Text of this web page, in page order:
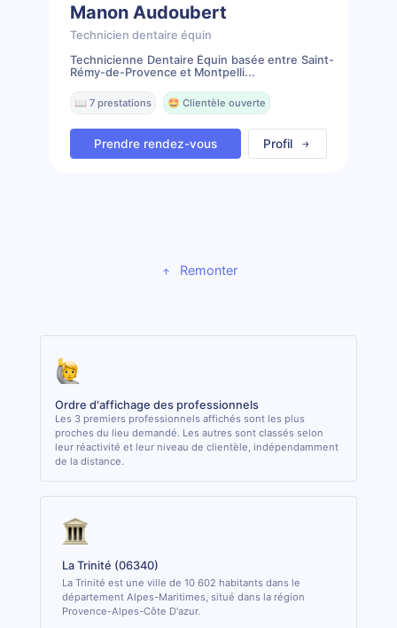
Manon Audoubert
Technicien dentaire équin
Technicienne Dentaire Équin basée entre Saint-
Rémy-de-Provence et Montpelli...
📖 7 prestations 🤩 Clientèle ouverte
Prendre rendez-vous Profil
Remonter
Ordre d'affichage des professionnels
Les 3 premiers professionnels affichés sont les plus
proches du lieu demandé. Les autres sont classés selon
leur réactivité et leur niveau de clientèle, indépendamment
de la distance.
La Trinité (06340)
La Trinité est une ville de 10 602 habitants dans le
département Alpes-Maritimes, situé dans la région
Provence-Alpes-Côte D'azur.